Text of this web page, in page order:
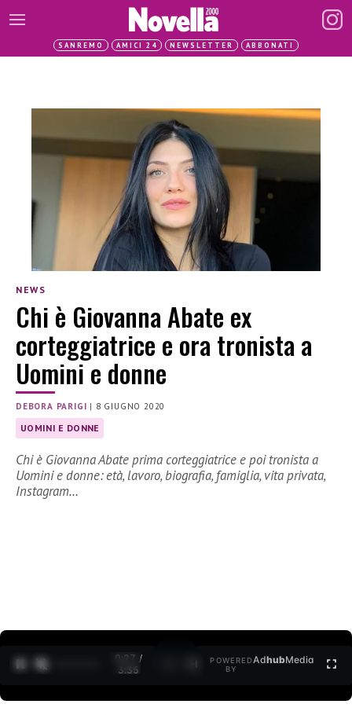
SANREMO AMICI 24 NEWSLETTER ABBONATI
NEWS
Chi è Giovanna Abate ex
corteggiatrice e ora tronista a
Uomini e donne
DEBORA PARIGI | 8 GIUGNO 2020
UOMINI E DONNE
Chi è Giovanna Abate prima corteggiatrice e poi tronista a
Uomini e donne: età, lavoro, biografia, famiglia, vita privata,
Instagram…
0:27 /
3:35
POWERED
BY
AdhubMedia